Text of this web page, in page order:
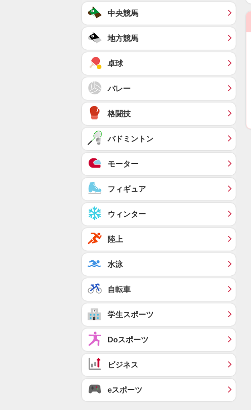
中央競馬
地方競馬
卓球
バレー
格闘技
バドミントン
モーター
フィギュア
ウィンター
陸上
水泳
自転車
学生スポーツ
Doスポーツ
ビジネス
eスポーツ